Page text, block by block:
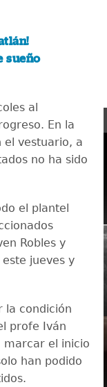
sueño
al
En la
el vestuario, a
no ha sido
el plantel
Robles y
jueves y
la condición
profe Iván
marcar el inicio
han podido